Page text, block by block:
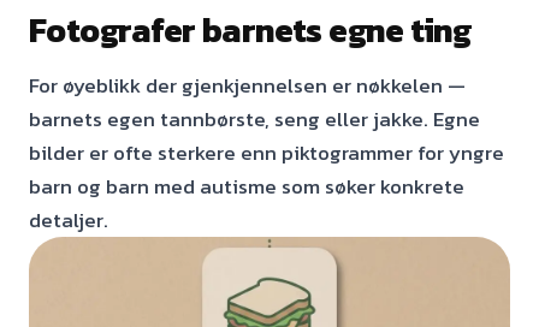
Fotografer barnets egne ting
For øyeblikk der gjenkjennelsen er nøkkelen —
barnets egen tannbørste, seng eller jakke. Egne
bilder er ofte sterkere enn piktogrammer for yngre
barn og barn med autisme som søker konkrete
detaljer.